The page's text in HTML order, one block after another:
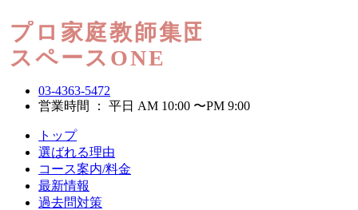
03-4363-5472
営業時間 ： 平日 AM 10:00 〜PM 9:00
トップ
選ばれる理由
コース案内/料金
最新情報
過去問対策